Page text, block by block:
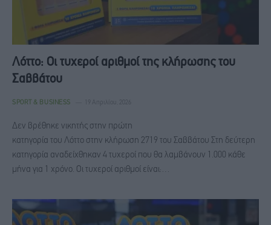
Λόττο: Οι τυχεροί αριθμοί της κλήρωσης του
Σαββάτου
SPORT & BUSINESS 19 Απριλίου, 2026
Δεν βρέθηκε νικητής στην πρώτη
κατηγορία του Λόττο στην κλήρωση 2719 του Σαββάτου Στη δεύτερη
κατηγορία αναδείχθηκαν 4 τυχεροί που θα λαμβάνουν 1.000 κάθε
μήνα για 1 χρόνο. Οι τυχεροί αριθμοί είναι:…